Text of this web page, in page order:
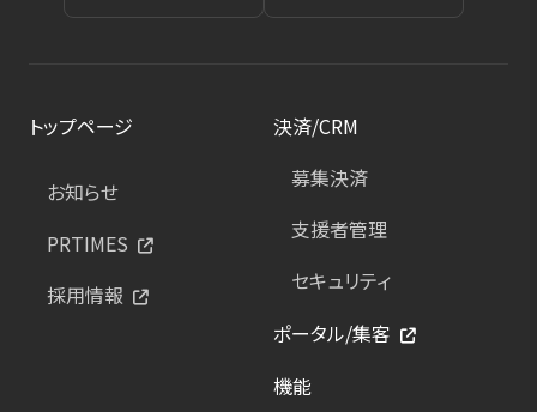
トップページ
お知らせ
PRTIMES
採用情報
決済/CRM
募集決済
支援者管理
セキュリティ
ポータル/集客
機能